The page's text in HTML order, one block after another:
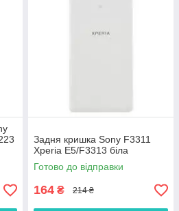
Задня кришка Sony F3311
Xperia E5/F3313 біла
Готово до відправки
164 ₴ 214 ₴